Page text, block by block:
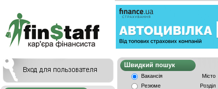
Швидкий
Вакансія
Місто
Резюме
Розділ